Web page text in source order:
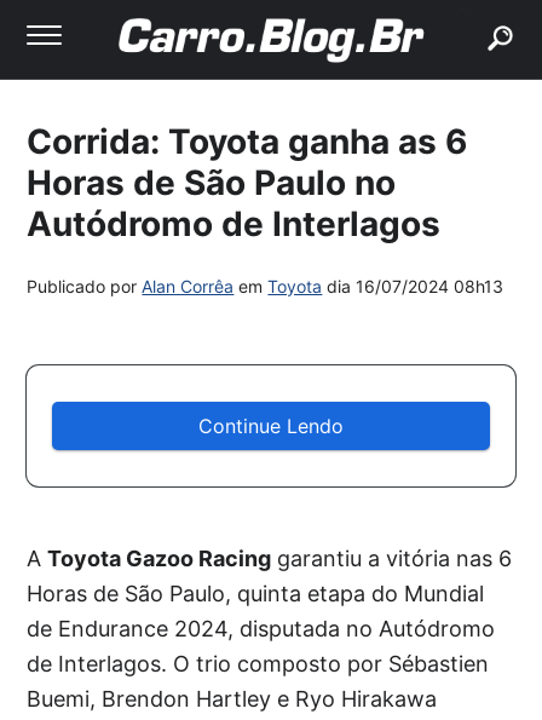
Corrida: Toyota ganha as 6
Horas de São Paulo no
Autódromo de Interlagos
Publicado porAlan Corrêa emToyota dia16/07/2024 08h13
Continue Lendo
AToyota Gazoo Racing garantiu a vitória nas 6
Horas de São Paulo, quinta etapa do Mundial
de Endurance 2024, disputada no Autódromo
de Interlagos. O trio composto por Sébastien
Buemi, Brendon Hartley e Ryo Hirakawa